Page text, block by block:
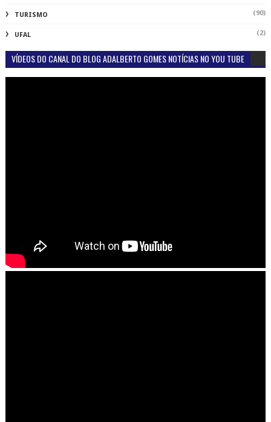
TURISMO (90)
UFAL (2)
VÍDEOS DO CANAL DO BLOG ADALBERTO GOMES NOTÍCIAS NO YOU TUBE